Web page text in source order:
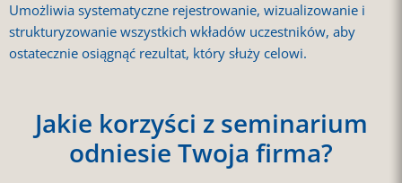
Umożliwia systematyczne rejestrowanie, wizualizowanie i
strukturyzowanie wszystkich wkładów uczestników, aby
ostatecznie osiągnąć rezultat, który służy celowi.
Jakie korzyści z seminarium
odniesie Twoja firma?